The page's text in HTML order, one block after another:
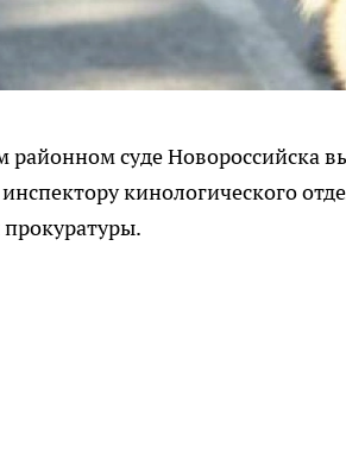
районном суде Новороссийска
кинологического